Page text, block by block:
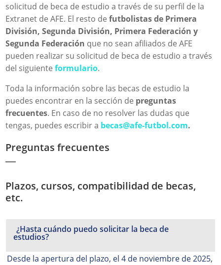
solicitud de beca de estudio a través de su perfil de la
Extranet de AFE. El resto defutbolistas de Primera
División, Segunda División, Primera Federación y
Segunda Federación que no sean afiliados de AFE
pueden realizar su solicitud de beca de estudio a través
del siguienteformulario.
Toda la información sobre las becas de estudio la
puedes encontrar en la sección de preguntas
frecuentes. En caso de no resolver las dudas que
tengas, puedes escribir a becas@afe-futbol.com.
Preguntas frecuentes
Plazos, cursos, compatibilidad de becas,
etc.
¿Hasta cuándo puedo solicitar la beca de
estudios?
Desde la apertura del plazo, el 4 de noviembre de 2025,